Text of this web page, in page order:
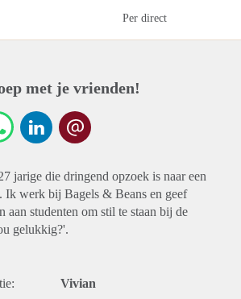
Per direct
met je vrienden!
jarige die dringend opzoek is naar een
Ik werk bij Bagels & Beans en geef
aan studenten om stil te staan bij de
gelukkig?'.
Vivian